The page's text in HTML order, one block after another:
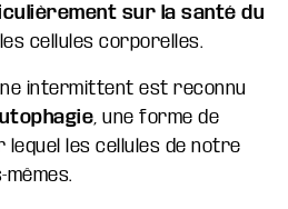
sur la santé du
cellules corporelles.
intermittent est reconnu
, une forme de
les cellules de notre